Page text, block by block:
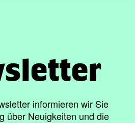
informieren wir Sie
über Neuigkeiten und die